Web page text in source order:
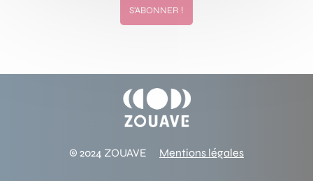
© 2024 ZOUAVE Mentions légales